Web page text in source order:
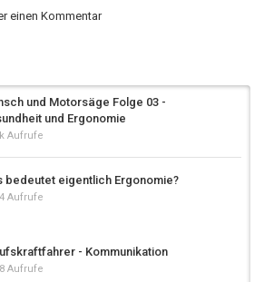
einen Kommentar
und Motorsäge Folge 03 -
und Ergonomie
Aufrufe
bedeutet eigentlich Ergonomie?
Aufrufe
- Kommunikation
Aufrufe